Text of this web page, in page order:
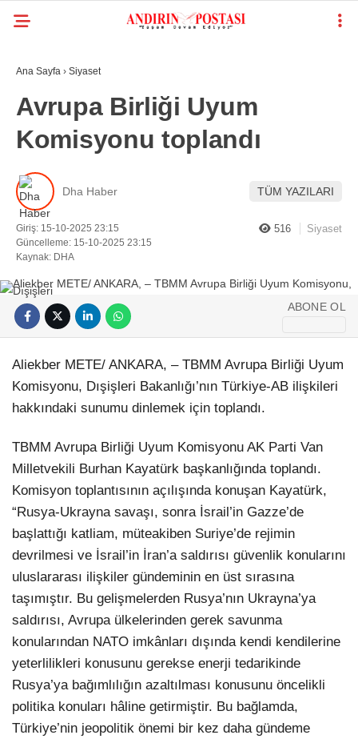
Ana Sayfa › Siyaset
Avrupa Birliği Uyum
Komisyonu toplandı
Dha Haber TÜM YAZILARI
Giriş: 15-10-2025 23:15
Güncelleme: 15-10-2025 23:15
Kaynak: DHA
516 Siyaset
ABONE OL
Aliekber METE/ ANKARA, – TBMM Avrupa Birliği Uyum
Komisyonu, Dışişleri Bakanlığı’nın Türkiye-AB ilişkileri
hakkındaki sunumu dinlemek için toplandı.
TBMM Avrupa Birliği Uyum Komisyonu AK Parti Van
Milletvekili Burhan Kayatürk başkanlığında toplandı.
Komisyon toplantısının açılışında konuşan Kayatürk,
“Rusya-Ukrayna savaşı, sonra İsrail’in Gazze’de
başlattığı katliam, müteakiben Suriye’de rejimin
devrilmesi ve İsrail’in İran’a saldırısı güvenlik konularını
uluslararası ilişkiler gündeminin en üst sırasına
taşımıştır. Bu gelişmelerden Rusya’nın Ukrayna’ya
saldırısı, Avrupa ülkelerinden gerek savunma
konularından NATO imkânları dışında kendi kendilerine
yeterlilikleri konusunu gerekse enerji tedarikinde
Rusya’ya bağımlılığın azaltılması konusunu öncelikli
politika konuları hâline getirmiştir. Bu bağlamda,
Türkiye’nin jeopolitik önemi bir kez daha gündeme